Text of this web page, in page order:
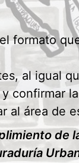
formato
al igual
confirmar
al área de
de